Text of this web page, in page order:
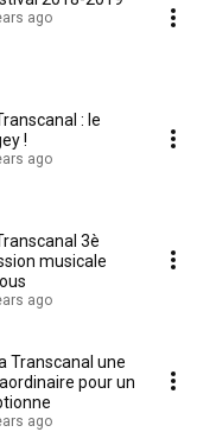
ago
: le
!
ago
3è
musicale
ago
Transcanal une
pour un
ago